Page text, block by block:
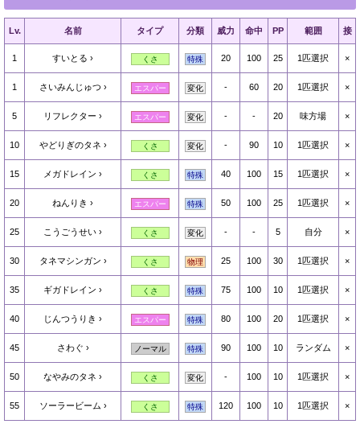
Lv. 名前 タイプ 分類 威力 命中 PP 範囲 接
1 すいとる くさ 特殊 20 100 25 1匹選択 ×
1 さいみんじゅつ エスパー 変化 - 60 20 1匹選択 ×
5 リフレクター エスパー 変化 - - 20 味方場 ×
10 やどりぎのタネ くさ 変化 - 90 10 1匹選択 ×
15 メガドレイン くさ 特殊 40 100 15 1匹選択 ×
20 ねんりき エスパー 特殊 50 100 25 1匹選択 ×
25 こうごうせい くさ 変化 - - 5 自分 ×
30 タネマシンガン くさ 物理 25 100 30 1匹選択 ×
35 ギガドレイン くさ 特殊 75 100 10 1匹選択 ×
40 じんつうりき エスパー 特殊 80 100 20 1匹選択 ×
45 さわぐ ノーマル 特殊 90 100 10 ランダム ×
50 なやみのタネ くさ 変化 - 100 10 1匹選択 ×
55 ソーラービーム くさ 特殊 120 100 10 1匹選択 ×